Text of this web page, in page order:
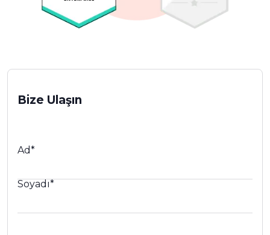
Bize Ulaşın
Ad*
Soyadı*